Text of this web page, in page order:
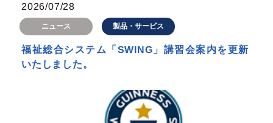
福祉総合システム「SWING」講習会案内を更新
いたしました。
2026/07/28
ニュース 製品・サービス